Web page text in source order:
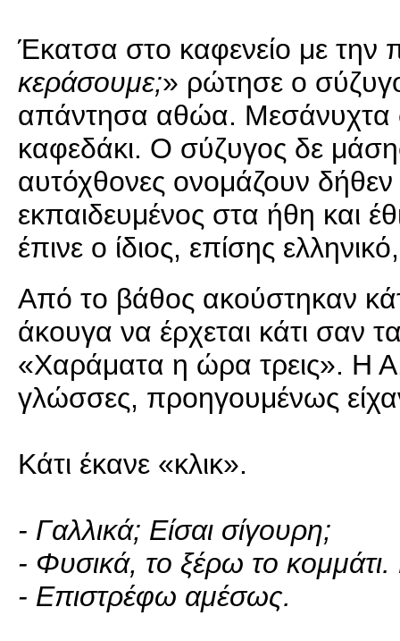
Έκατσα στο καφενείο με
κεράσουμε;» ρώτησε ο
απάντησα αθώα. Μεσάνυχτα
καφεδάκι. Ο σύζυγος δε
αυτόχθονες ονομάζουν
εκπαιδευμένος στα ήθη και
έπινε ο ίδιος, επίσης
Από το βάθος ακούστηκαν
άκουγα να έρχεται κάτι σαν
«Χαράματα η ώρα τρεις». Η
γλώσσες, προηγουμένως
Κάτι έκανε «κλικ».
- Γαλλικά; Είσαι σίγουρη;
- Φυσικά, το ξέρω το
- Επιστρέφω αμέσως.